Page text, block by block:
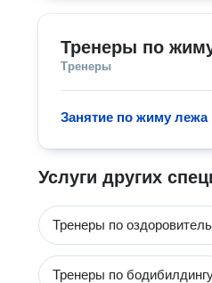
Тренеры по
Тренеры
Занятие по жиму лежа
Услуги других
Тренеры по
Тренеры по